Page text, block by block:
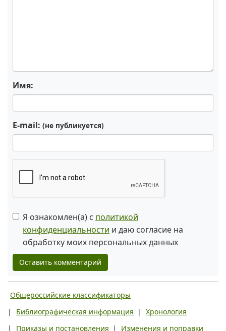
Имя:
E-mail: (не публикуется)
Я ознакомлен(а) с политикой
конфиденциальности и даю согласие на
обработку моих персональных данных
Оставить комментарий
Общероссийские классификаторы
|
Библиографическая информация |
Хронология
|
Приказы и постановления | Изменения и поправки